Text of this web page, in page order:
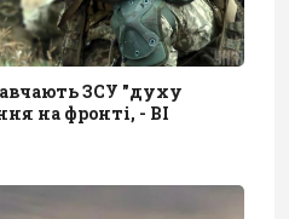
ЗСУ "духу
на фронті, - BI